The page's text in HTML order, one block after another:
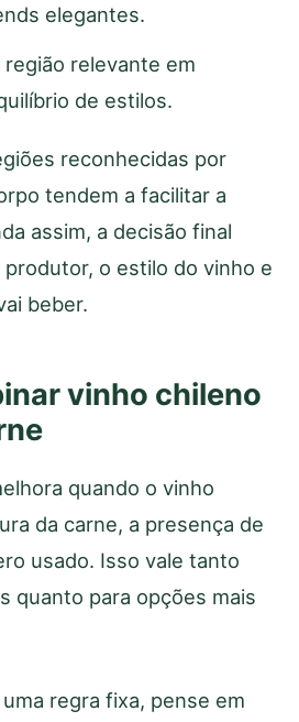
elegantes.
região relevante em
de estilos.
reconhecidas por
tendem a facilitar a
assim, a decisão final
o estilo do vinho e
beber.
vinho chileno
quando o vinho
da carne, a presença de
usado. Isso vale tanto
quanto para opções mais
regra fixa, pense em